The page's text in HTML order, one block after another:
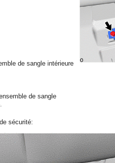
de sangle intérieure
de sangle
sécurité: